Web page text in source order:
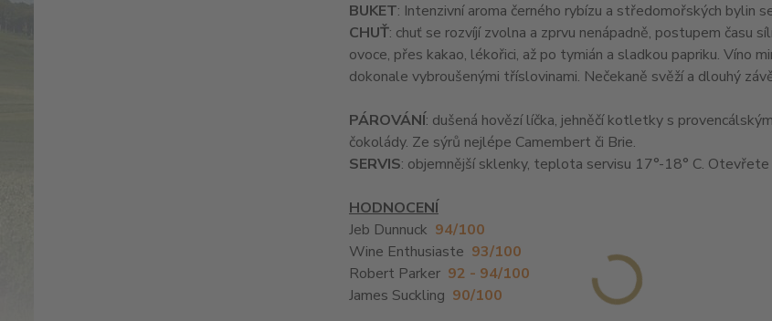
BUKET: Intenzivní aroma černého rybízu a středomořských bylin
CHUŤ: chuť se rozvíjí zvolna a zprvu nenápadně, postupem času
ovoce, přes kakao, lékořici, až po tymián a sladkou papriku. Víno
dokonale vybroušenými tříslovinami. Nečekaně svěží a dlouhý
PÁROVÁNÍ: dušená hovězí líčka, jehněčí kotletky s
čokolády. Ze sýrů nejlépe Camembert či Brie.
SERVIS: objemnější sklenky, teplota servisu 17°-18° C.
HODNOCENÍ
Jeb Dunnuck 94/100
Wine Enthusiaste 93/100
Robert Parker 92 - 94/100
James Suckling 90/100